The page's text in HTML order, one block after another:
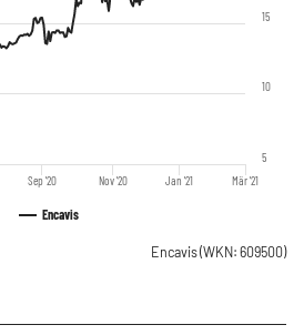
Encavis
Sep '20 Nov '20 Jan '21 Mär '21
5
10
15
Encavis(WKN: 609500)